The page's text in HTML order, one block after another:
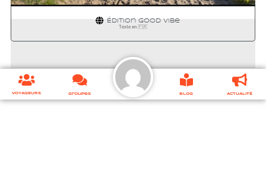
Édition Good Vibe
Texte en 🇫🇷
VOYAGEURS Groupes Blog ACTUALITÉ